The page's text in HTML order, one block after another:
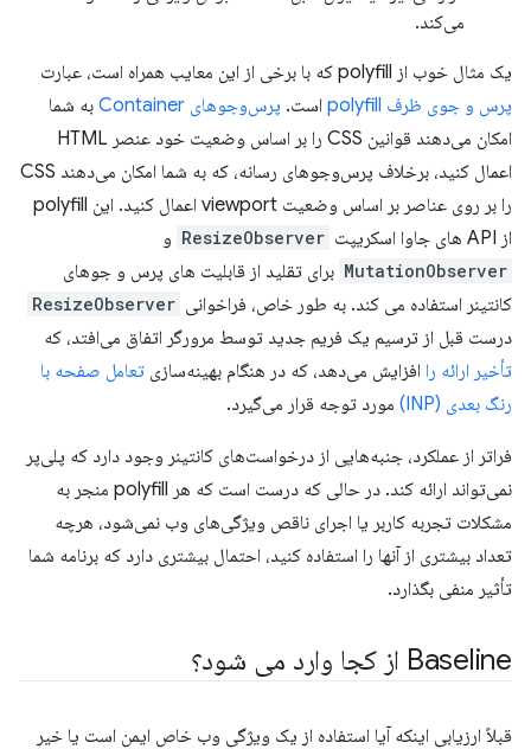
می‌کند.
یک مثال خوب از polyfill که با برخی از این معایب همراه است، عبارت
پرس و جوی ظرف polyfill
است. پرس‌و‌جوهای Container
به شما
امکان می‌دهند قوانین CSS را بر اساس وضعیت خود عنصر HTML
اعمال کنید، برخلاف پرس‌وجوهای رسانه، که به شما امکان می‌دهند CSS
را بر روی عناصر بر اساس وضعیت viewport اعمال کنید. این polyfill
از API های جاوا اسکریپت
ResizeObserver و
MutationObserver برای تقلید از قابلیت های پرس و جوهای
کانتینر استفاده می کند. به طور خاص، فراخوانی ResizeObserver
درست قبل از ترسیم یک فریم جدید توسط مرورگر اتفاق می‌افتد، که
تأخیر ارائه را افزایش می‌دهد، که در هنگام بهینه‌سازی تعامل صفحه با
رنگ بعدی (INP)
مورد توجه قرار می‌گیرد.
فراتر از عملکرد، جنبه‌هایی از درخواست‌های کانتینر وجود دارد که پلی‌پر
نمی‌تواند ارائه کند. در حالی که درست است که هر polyfill منجر به
مشکلات تجربه کاربر یا اجرای ناقص ویژگی‌های وب نمی‌شود، هرچه
تعداد بیشتری از آنها را استفاده کنید، احتمال بیشتری دارد که برنامه شما
تأثیر منفی بگذارد.
Baseline از کجا وارد می شود؟
قبلاً ارزیابی اینکه آیا استفاده از یک ویژگی وب خاص ایمن است یا خیر